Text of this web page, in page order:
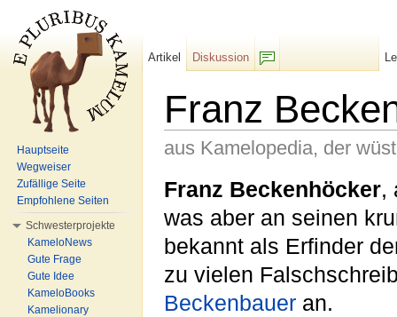
Franz
aus Kamelopedia, der
Franz Beckenhöcker,
was aber an seinen
bekannt als Erfinder
zu vielen
Beckenbauer an.
Artikel
Diskussion
Hauptseite
Wegweiser
Zufällige Seite
Empfohlene Seiten
Schwesterprojekte
KameloNews
Gute Frage
Gute Idee
KameloBooks
Kamelionary